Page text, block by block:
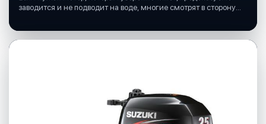
заводится и не подводит на воде, многие смотрят в сторону